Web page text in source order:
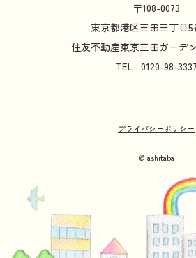
〒108-0073
東京都港区三田三丁目5
住友不動産東京三田ガーデ
TEL : 0120-98-3337
プライバシーポリシー
© ashitaba